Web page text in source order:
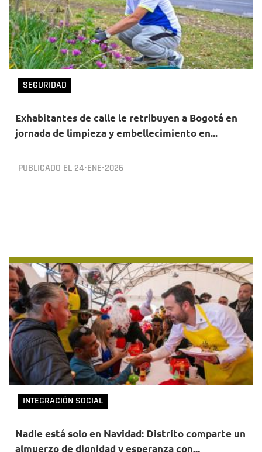
SEGURIDAD
Exhabitantes de calle le retribuyen a Bogotá en
jornada de limpieza y embellecimiento en...
PUBLICADO EL 24•ENE•2026
INTEGRACIÓN SOCIAL
Nadie está solo en Navidad: Distrito comparte un
almuerzo de dignidad y esperanza con...